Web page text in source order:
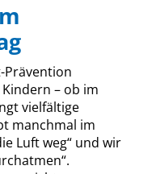
– ob im
vielfältige
manchmal im
Luft weg“ und wir